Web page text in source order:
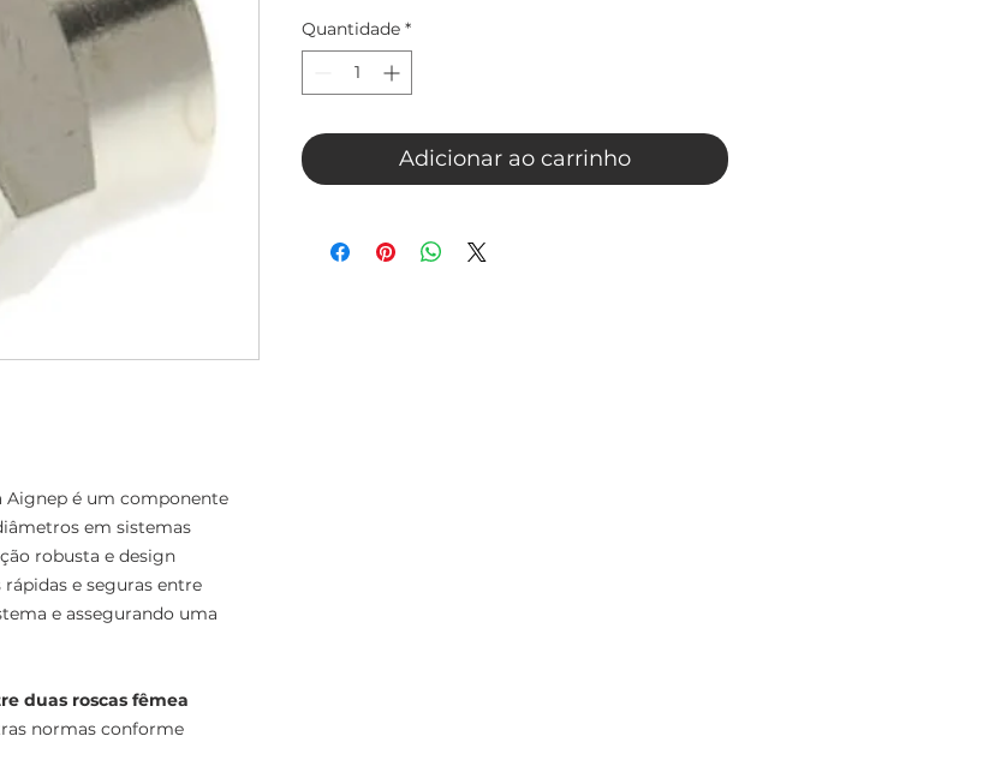
Aignep é um componente
em sistemas
robusta e design
e seguras entre
e assegurando uma
duas roscas fêmea
normas conforme
Quantidade *
Adicionar ao carrinho